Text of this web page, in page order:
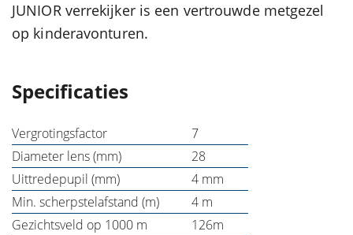
JUNIOR verrekijker is een vertrouwde metgezel
op kinderavonturen.
Specificaties
Vergrotingsfactor
7
Diameter lens (mm)
28
Uittredepupil (mm)
4 mm
Min. scherpstelafstand (m)
4 m
Gezichtsveld op 1000 m
126m